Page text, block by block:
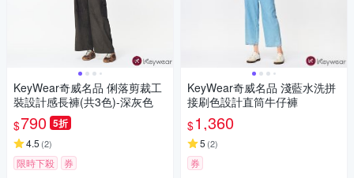
KeyWear奇威名品 俐落剪裁工
裝設計感長褲(共3色)-深灰色
$790 5折
4.5 (2)
限時下殺 券
KeyWear奇威名品 淺藍水洗拼
接刷色設計直筒牛仔褲
$1,360
5 (2)
券